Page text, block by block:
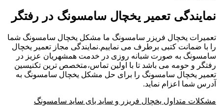
نمایندگی تعمیر یخچال سامسونگ در رفتگر
تعمیرات یخچال فریزر سامسونگ ما مشکل یخچال سامسونگ شما
را با ضمانت کتبی برطرف می نماییم.نمایندگی مجاز تعمیر یخچال
سامسونگ به صورت شبانه روزی در خدمت همشهریان عزیز در
رفتگر و حومه می باشد تا با اولین تماس،متخصص ترین تکنیسین
تعمیر یخچال سامسونگ را برای حل مشکل یخچال سامسونگ به
آدرس شما اعزام نماید.
مشکلات متداول یخچال فریزر و ساید بای ساید سامسونگ